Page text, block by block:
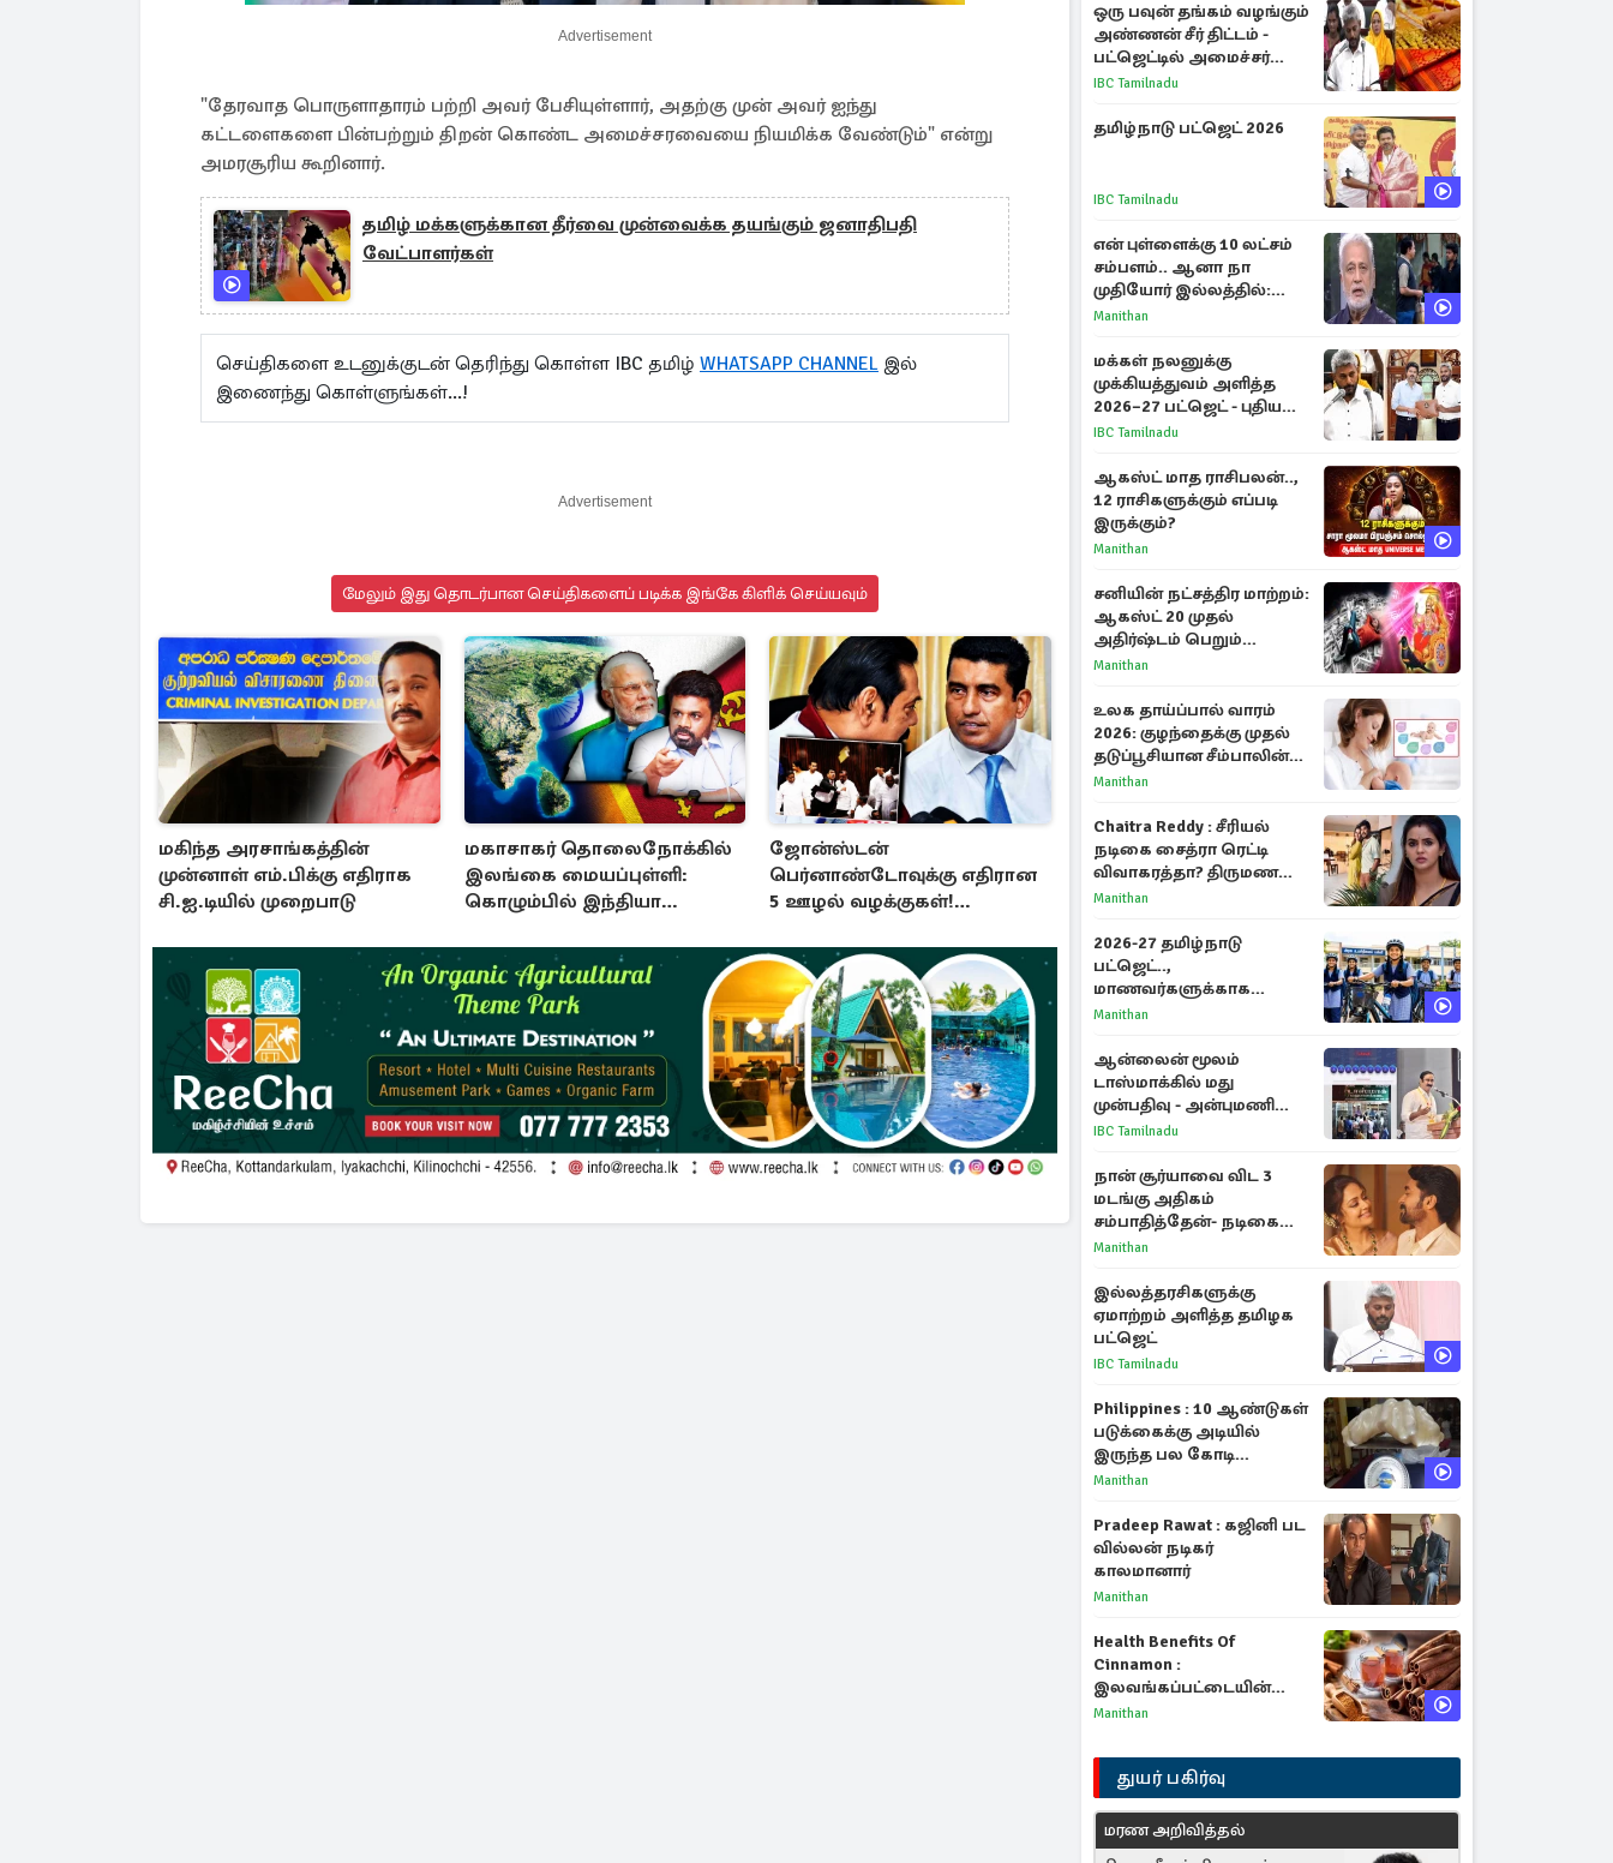
Advertisement
"தேரவாத பொருளாதாரம் பற்றி அவர் பேசியுள்ளார், அதற்கு முன் அவர் ஐந்து
கட்டளைகளை பின்பற்றும் திறன் கொண்ட அமைச்சரவையை நியமிக்க வேண்டும்" என்று
அமரசூரிய கூறினார்.
தமிழ் மக்களுக்கான தீர்வை முன்வைக்க தயங்கும் ஜனாதிபதி
வேட்பாளர்கள்
செய்திகளை உடனுக்குடன் தெரிந்து கொள்ள IBC தமிழ் WHATSAPP CHANNEL இல்
இணைந்து கொள்ளுங்கள்...!
Advertisement
மேலும் இது தொடர்பான செய்திகளைப் படிக்க இங்கே கிளிக் செய்யவும்
மகிந்த அரசாங்கத்தின்
முன்னாள் எம்.பிக்கு எதிராக
சி.ஐ.டியில் முறைபாடு
மகாசாகர் தொலைநோக்கில்
இலங்கை மையப்புள்ளி:
கொழும்பில் இந்தியா
ஜோன்ஸ்டன்
பெர்னாண்டோவுக்கு எதிரான
5 ஊழல் வழக்குகள்!
ஒரு பவுன் தங்கம் வழங்கும்
அண்ணன் சீர் திட்டம் -
பட்ஜெட்டில் அமைச்சர்
மரிய வில்சன் அறிவிப்பு!
IBC Tamilnadu
தமிழ்நாடு பட்ஜெட் 2026
IBC Tamilnadu
என் புள்ளைக்கு 10 லட்சம்
சம்பளம்.. ஆனா நா
முதியோர் இல்லத்தில்:
நடிகரின் கண்ணீர் பேட்டி
Manithan
மக்கள் நலனுக்கு
முக்கியத்துவம் அளித்த
2026–27 பட்ஜெட் - புதிய
நலத்திட்டங்கள்
IBC Tamilnadu
ஆகஸ்ட் மாத ராசிபலன்..,
12 ராசிகளுக்கும் எப்படி
இருக்கும்?
Manithan
சனியின் நட்சத்திர மாற்றம்:
ஆகஸ்ட் 20 முதல்
அதிர்ஷ்டம் பெறும்
ராசிகள்!
Manithan
உலக தாய்ப்பால் வாரம்
2026: குழந்தைக்கு முதல்
தடுப்பூசியான சீம்பாலின்
முக்கியத்துவம்!
Manithan
Chaitra Reddy : சீரியல்
நடிகை சைத்ரா ரெட்டி
விவாகரத்தா? திருமண
புகைப்படங்களை நீக்கம்
Manithan
2026-27 தமிழ்நாடு
பட்ஜெட்..,
மாணவர்களுக்காக
வெளியான முக்கிய
Manithan
ஆன்லைன் மூலம்
டாஸ்மாக்கில் மது
முன்பதிவு - அன்புமணி
ராமதாஸ் எதிர்ப்பு
IBC Tamilnadu
நான் சூர்யாவை விட 3
மடங்கு அதிகம்
சம்பாதித்தேன்- நடிகை
ஜோதிகா
Manithan
இல்லத்தரசிகளுக்கு
ஏமாற்றம் அளித்த தமிழக
பட்ஜெட்
IBC Tamilnadu
Philippines : 10 ஆண்டுகள்
படுக்கைக்கு அடியில்
இருந்த பல கோடி
மதிப்புள்ள அரிய முத்து!
Manithan
Pradeep Rawat : கஜினி பட
வில்லன் நடிகர்
காலமானார்
Manithan
Health Benefits Of
Cinnamon :
இலவங்கப்பட்டையின்
மருத்துவ குணங்களும்
நன்மைகளும்!
Manithan
துயர் பகிர்வு
மரண அறிவித்தல்